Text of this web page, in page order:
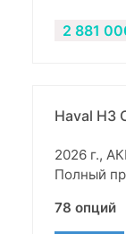
2 881
Haval H3
2026 г.,
Полный
78 опций